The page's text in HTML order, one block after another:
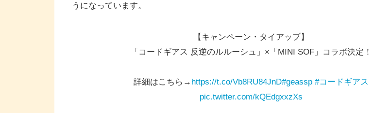
うになっています。
【キャンペーン・タイアップ】
「コードギアス 反逆のルルーシュ」×「MINI SOF」コラボ決定！
詳細はこちら→ https://t.co/Vb8RU84JnD#geassp #コードギアス
pic.twitter.com/kQEdgxxzXs